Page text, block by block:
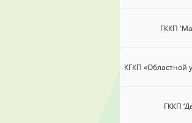
ГККП
КГКП «Областной
ГККП